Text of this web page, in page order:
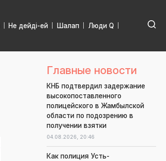
Не дейді-ей Шалап Люди Q
Главные новости
КНБ подтвердил задержание
высокопоставленного
полицейского в Жамбылской
области по подозрению в
получении взятки
04.08.2026, 20:46
Как полиция Усть-